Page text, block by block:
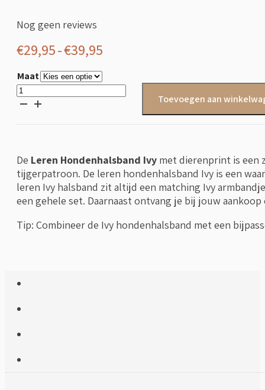
Nog geen reviews
€29,95-€39,95
tot
Maat
Leren
Hondenhalsband
Toevoegen aan
De Leren Hondenhalsband Ivy met dierenprint is een
tijgerpatroon. De leren hondenhalsband Ivy is een
leren Ivy halsband zit altijd een matching Ivy
een gehele set. Daarnaast ontvang je bij jouw aankoop
Tip: Combineer de Ivy hondenhalsband met een